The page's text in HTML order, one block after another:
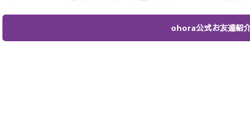
ohora公式お友達紹